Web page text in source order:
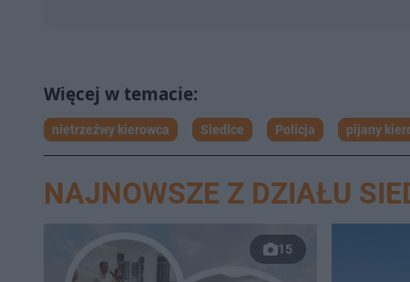
nietrzeźwy kierowca Siedlce Policja pijany
NAJNOWSZE Z DZIAŁU
15